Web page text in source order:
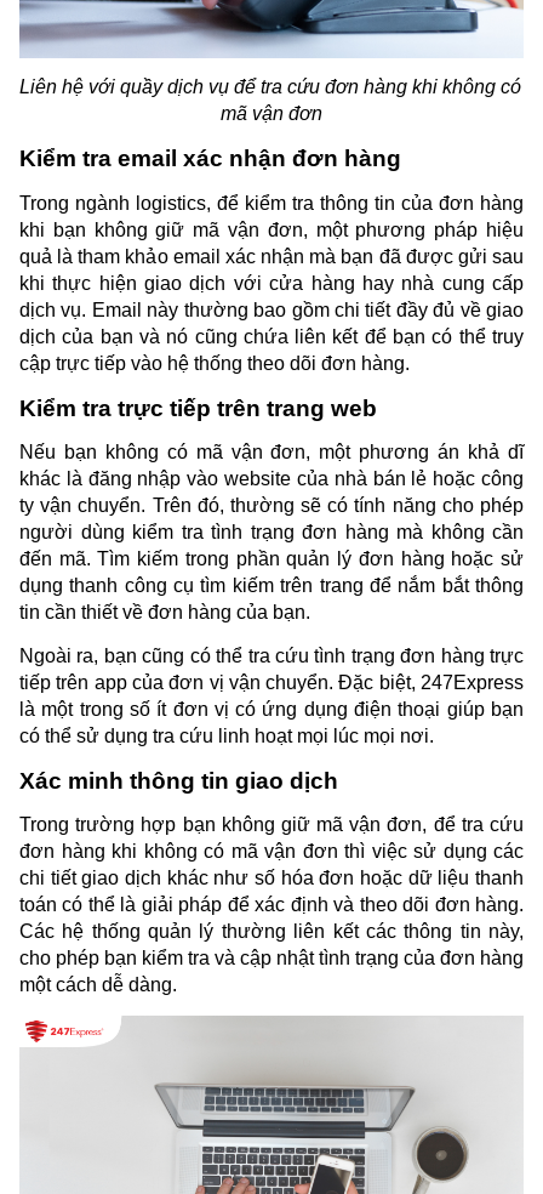
Liên hệ với quầy dịch vụ để tra cứu đơn hàng khi không có
mã vận đơn
Kiểm tra email xác nhận đơn hàng
Trong ngành logistics, để kiểm tra thông tin của đơn hàng
khi bạn không giữ mã vận đơn, một phương pháp hiệu
quả là tham khảo email xác nhận mà bạn đã được gửi sau
khi thực hiện giao dịch với cửa hàng hay nhà cung cấp
dịch vụ. Email này thường bao gồm chi tiết đầy đủ về giao
dịch của bạn và nó cũng chứa liên kết để bạn có thể truy
cập trực tiếp vào hệ thống theo dõi đơn hàng.
Kiểm tra trực tiếp trên trang web
Nếu bạn không có mã vận đơn, một phương án khả dĩ
khác là đăng nhập vào website của nhà bán lẻ hoặc công
ty vận chuyển. Trên đó, thường sẽ có tính năng cho phép
người dùng kiểm tra tình trạng đơn hàng mà không cần
đến mã. Tìm kiếm trong phần quản lý đơn hàng hoặc sử
dụng thanh công cụ tìm kiếm trên trang để nắm bắt thông
tin cần thiết về đơn hàng của bạn.
Ngoài ra, bạn cũng có thể tra cứu tình trạng đơn hàng trực
tiếp trên app của đơn vị vận chuyển. Đặc biệt, 247Express
là một trong số ít đơn vị có ứng dụng điện thoại giúp bạn
có thể sử dụng tra cứu linh hoạt mọi lúc mọi nơi.
Xác minh thông tin giao dịch
Trong trường hợp bạn không giữ mã vận đơn, để tra cứu
đơn hàng khi không có mã vận đơn thì việc sử dụng các
chi tiết giao dịch khác như số hóa đơn hoặc dữ liệu thanh
toán có thể là giải pháp để xác định và theo dõi đơn hàng.
Các hệ thống quản lý thường liên kết các thông tin này,
cho phép bạn kiểm tra và cập nhật tình trạng của đơn hàng
một cách dễ dàng.